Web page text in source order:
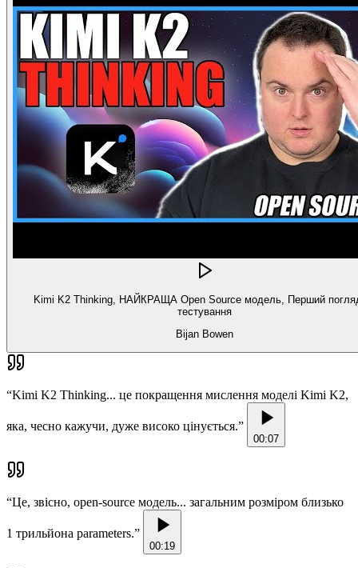
Kimi K2 Thinking, НАЙКРАЩА Open Source модель, Перший
тестування
Bijan Bowen
“Kimi K2 Thinking... це покращення мислення моделі Kimi K2,
яка, чесно кажучи, дуже високо цінується.”
00:07
“Це, звісно, open-source модель... загальним розміром близько
1 трильйона parameters.”
00:19